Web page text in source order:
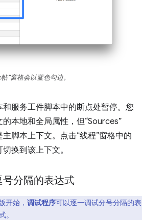
”窗格会以蓝色勾边。
服务工件脚本中的断点处暂停。您
本地和全局属性，但“Sources”
主脚本上下文。点击“线程”窗格中的
换到该上下文。
分隔的表达式
开始， 调试程序可以逐一调试分号分隔的表
。